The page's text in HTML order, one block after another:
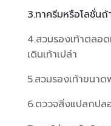
3.ทาครีมหรือโลชั่น
4.สวมรองเท้าตลอ
เดินเท้าเปล่า
5.สวมรองเท้าขนา
6.ตววจสิ่งแปลกปล